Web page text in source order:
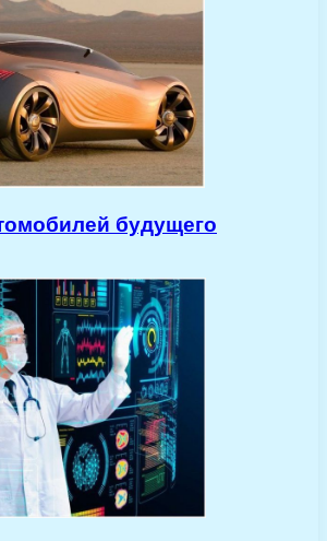
будущего